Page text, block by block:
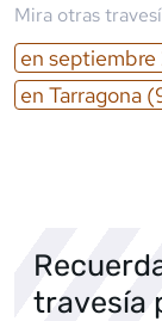
Mira otras
en septiembre
en Tarragona
travesía